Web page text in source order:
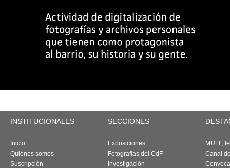
INSTITUCIONALES SECCIONES
Inicio
Quiénes somos
Suscripción
Exposiciones
Fotografías del CdF
Investigación
MUFF,
Canal